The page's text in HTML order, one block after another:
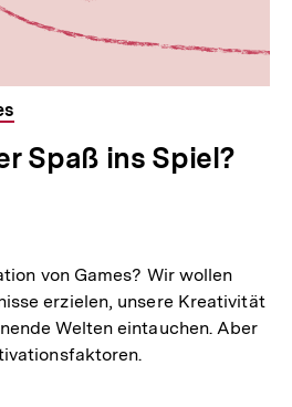
Spaß ins Spiel?
von Games? Wir wollen
erzielen, unsere Kreativität
Welten eintauchen. Aber